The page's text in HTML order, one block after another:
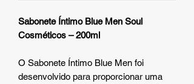
Sabonete Íntimo Blue Men Soul
Cosméticos – 200ml
O Sabonete Íntimo Blue Men foi
desenvolvido para proporcionar uma